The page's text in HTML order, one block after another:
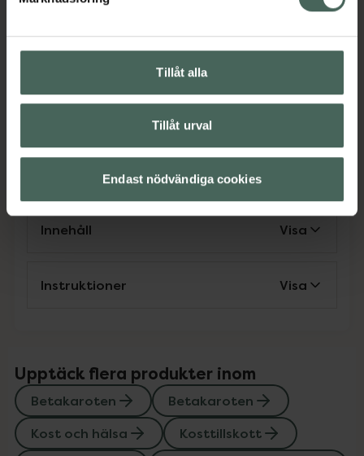
Tillåt alla
Tillåt urval
Endast nödvändiga cookies
EAN:07350023031141
Kategorier:
Kosttillskott
Veganskt kosttillskott
Veganskt kosttillskott
Omdömen
Innehåll Visa
Instruktioner Visa
Upptäck flera produkter inom
Betakaroten
Betakaroten
Kost och hälsa
Kosttillskott